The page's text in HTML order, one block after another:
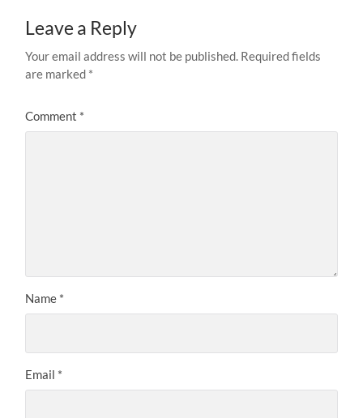
Leave a Reply
Your email address will not be published. Required fields
are marked *
Comment *
Name *
Email *